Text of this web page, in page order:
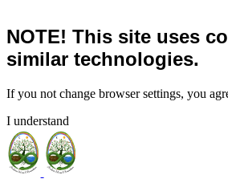
NOTE! This site uses
similar technologies.
If you not change browser settings, you
I understand